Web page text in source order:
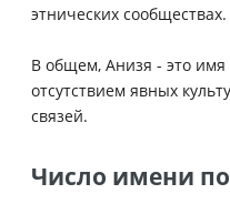
этнических сообществах.
В общем, Анизя - это
отсутствием явных
связей.
Число имени